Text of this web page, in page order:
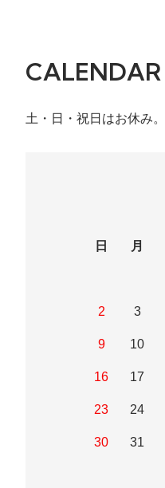
CALENDAR
土・日・祝日はお休み。
日
月
2 3
9 10
16 17
23 24
30 31